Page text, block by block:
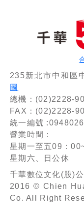
（銀行行
員招考）
235新北市中和區
圖
總機：(02)2228-
FAX：(02)2228-
統一編號
營業時間：
星期一至五09：
星期六、日公休
千華數位文化(股)
2016 © Chien
Co. All Right